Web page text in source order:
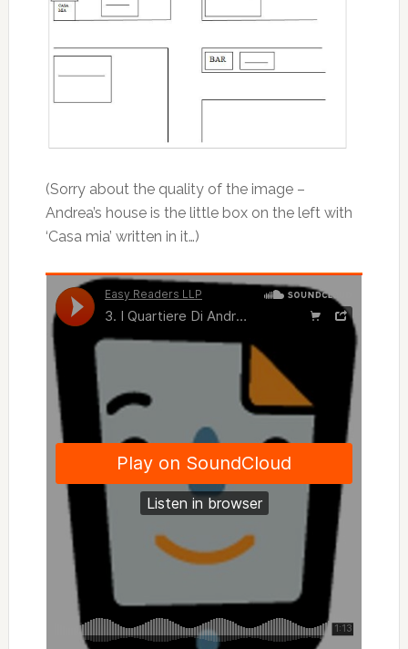
(Sorry about the quality of the image –
Andrea’s house is the little box on the left with
‘Casa mia’ written in it…)